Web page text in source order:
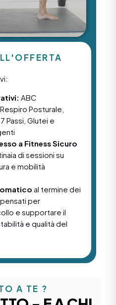
ABC
Posturale,
Passi, Glutei e
a Fitness Sicuro
di sessioni su
e mobilità
al termine dei
per
e supportare il
e qualità del
A TE ?